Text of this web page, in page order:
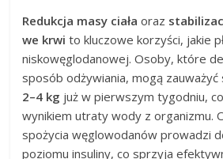
Redukcja masy ciała oraz
we krwi to kluczowe korzyści, jakie
niskowęglodanowej. Osoby, które
sposób odżywiania, mogą zauważyć
2–4 kg już w pierwszym tygodniu,
wynikiem utraty wody z organizmu.
spożycia węglowodanów prowadzi
poziomu insuliny, co sprzyja